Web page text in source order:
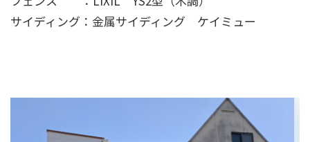
サイディング：金属サイディング ケイミュー